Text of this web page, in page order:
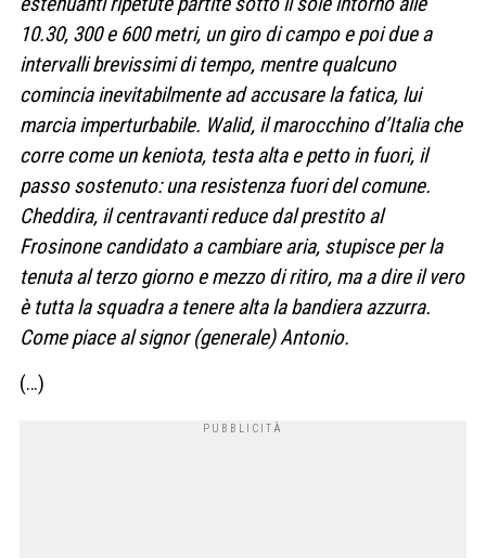
10.30, 300 e 600 metri, un giro di campo e poi due a
intervalli brevissimi di tempo, mentre qualcuno
comincia inevitabilmente ad accusare la fatica, lui
marcia imperturbabile. Walid, il marocchino d’Italia che
corre come un keniota, testa alta e petto in fuori, il
passo sostenuto: una resistenza fuori del comune.
Cheddira, il centravanti reduce dal prestito al
Frosinone candidato a cambiare aria, stupisce per la
tenuta al terzo giorno e mezzo di ritiro, ma a dire il vero
è tutta la squadra a tenere alta la bandiera azzurra.
Come piace al signor (generale) Antonio.
(…)